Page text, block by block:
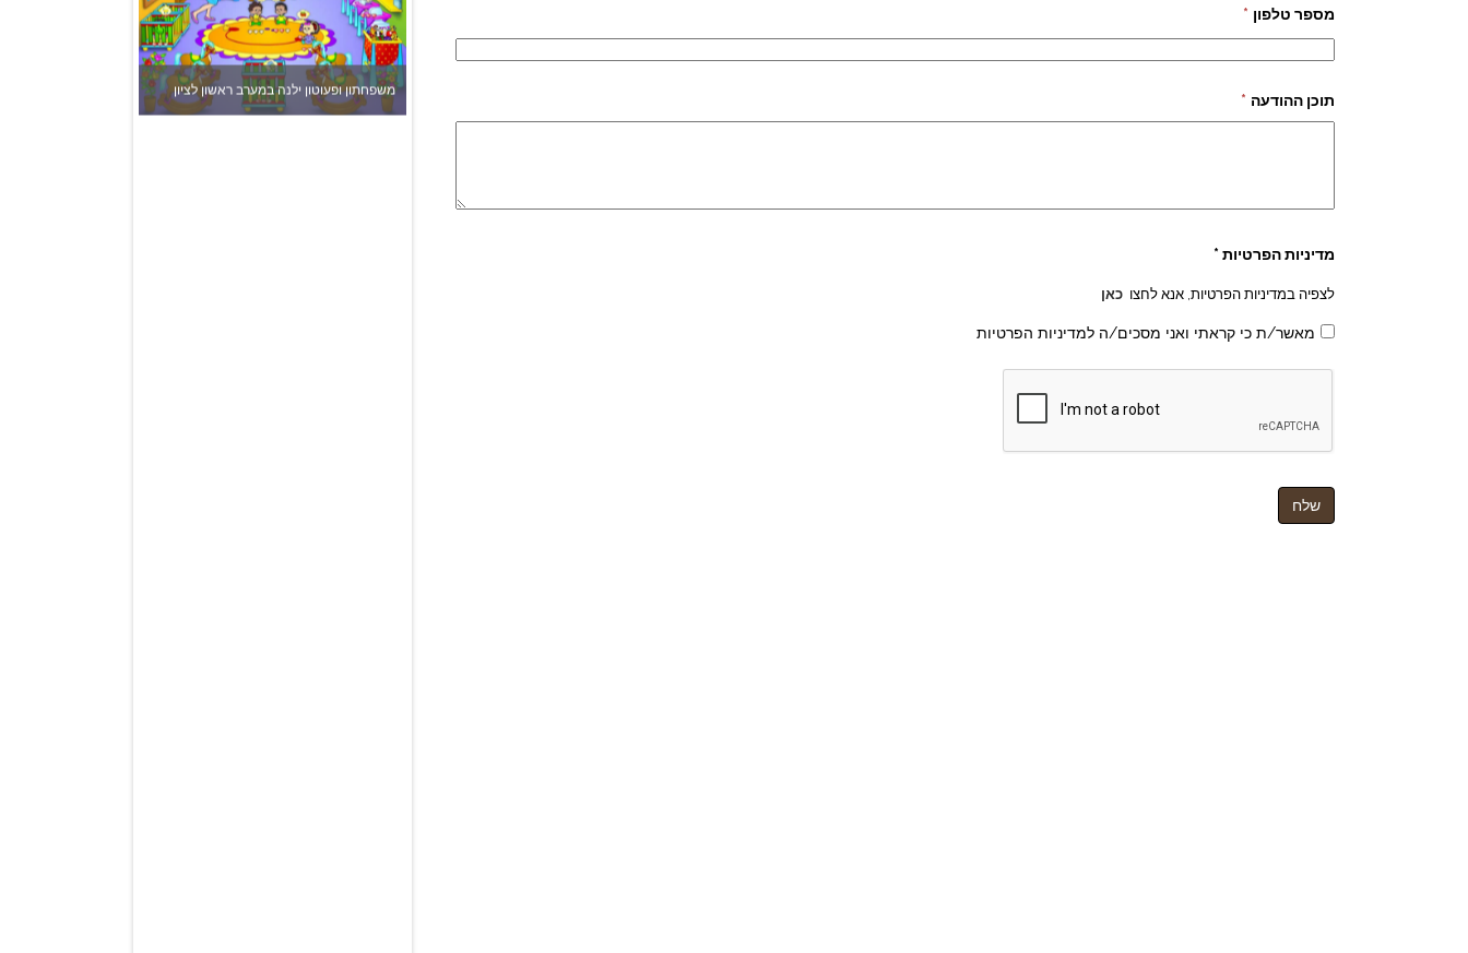
מספר טלפון *
תוכן ההודעה *
מדיניות הפרטיות *
לצפיה במדיניות הפרטיות, אנא לחצו כאן
מאשר/ת כי קראתי ואני מסכים/ה למדיניות הפרטיות
משפחתון ופעוטון ילנה במערב ראשון לציון